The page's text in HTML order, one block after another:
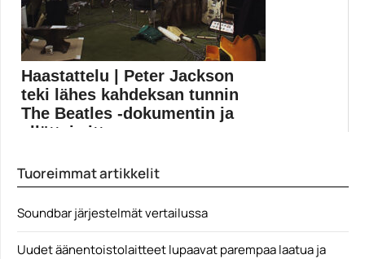
Haastattelu | Peter Jackson
teki lähes kahdeksan tunnin
The Beatles -dokumentin ja
yllättyi sitten y...
Get Back...
Disney
Tuoreimmat artikkelit
Soundbar järjestelmät vertailussa
Uudet äänentoistolaitteet lupaavat parempaa laatua ja